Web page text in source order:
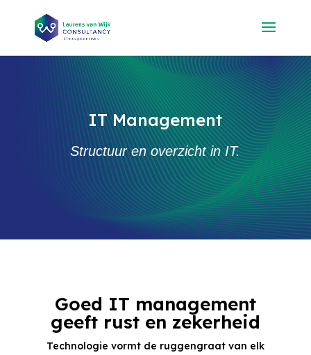
IT Management
Structuur en overzicht in IT.
Goed IT management
geeft rust en zekerheid
Technologie vormt de ruggengraat van elk